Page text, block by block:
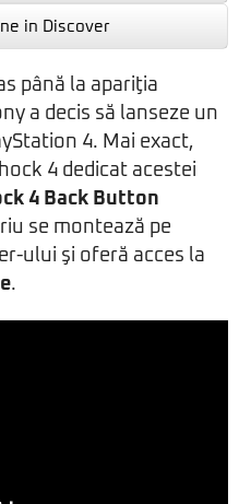
in Discover
până la apariţia
a decis să lanseze un
4. Mai exact,
4 dedicat acestei
4 Back Button
se montează pe
ului şi oferă acces la
.